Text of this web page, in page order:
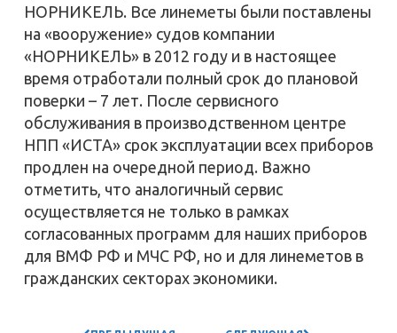
НОРНИКЕЛЬ. Все линеметы были поставлены
на «вооружение» судов компании
«НОРНИКЕЛЬ» в 2012 году и в настоящее
время отработали полный срок до плановой
поверки – 7 лет. После сервисного
обслуживания в производственном центре
НПП «ИСТА» срок эксплуатации всех приборов
продлен на очередной период. Важно
отметить, что аналогичный сервис
осуществляется не только в рамках
согласованных программ для наших приборов
для ВМФ РФ и МЧС РФ, но и для линеметов в
гражданских секторах экономики.